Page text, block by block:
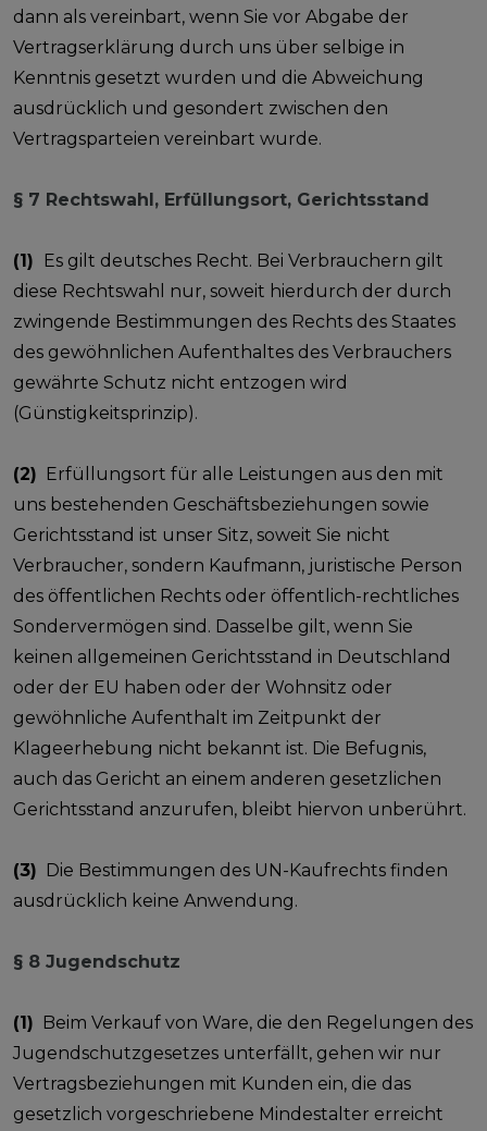
dann als vereinbart, wenn Sie vor Abgabe der
Vertragserklärung durch uns über selbige in
Kenntnis gesetzt wurden und die Abweichung
ausdrücklich und gesondert zwischen den
Vertragsparteien vereinbart wurde.
§ 7 Rechtswahl, Erfüllungsort, Gerichtsstand
(1)
Es gilt deutsches Recht. Bei Verbrauchern gilt
diese Rechtswahl nur, soweit hierdurch der durch
zwingende Bestimmungen des Rechts des Staates
des gewöhnlichen Aufenthaltes des Verbrauchers
gewährte Schutz nicht entzogen wird
(Günstigkeitsprinzip).
(2) Erfüllungsort für alle Leistungen aus den mit
uns bestehenden Geschäftsbeziehungen sowie
Gerichtsstand ist unser Sitz, soweit Sie nicht
Verbraucher, sondern Kaufmann, juristische Person
des öffentlichen Rechts oder öffentlich-rechtliches
Sondervermögen sind. Dasselbe gilt, wenn Sie
keinen allgemeinen Gerichtsstand in Deutschland
oder der EU haben oder der Wohnsitz oder
gewöhnliche Aufenthalt im Zeitpunkt der
Klageerhebung nicht bekannt ist. Die Befugnis,
auch das Gericht an einem anderen gesetzlichen
Gerichtsstand anzurufen, bleibt hiervon unberührt.
(3) Die Bestimmungen des UN-Kaufrechts finden
ausdrücklich keine Anwendung.
§ 8 Jugendschutz
(1) Beim Verkauf von Ware, die den Regelungen des
Jugendschutzgesetzes unterfällt, gehen wir nur
Vertragsbeziehungen mit Kunden ein, die das
gesetzlich vorgeschriebene Mindestalter erreicht